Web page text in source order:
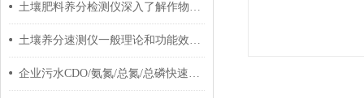
土壤肥料养分检测仪深入了解作物实际情况
土壤养分速测仪一般理论和功能效果用处
企业污水CDO/氨氮/总氮/总磷快速分析仪和有机肥含量检测仪